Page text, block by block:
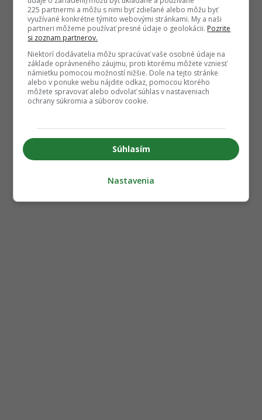
225 partnermi a môžu s nimi byť zdieľané alebo môžu byť
využívané konkrétne týmito webovými stránkami. My a naši
partneri môžeme používať presné údaje o geolokácii. Pozrite
si zoznam partnerov.
Niektorí dodávatelia môžu spracúvať vaše osobné údaje na
základe oprávneného záujmu, proti ktorému môžete vzniesť
námietku pomocou možností nižšie. Dole na tejto stránke
alebo v ponuke webu nájdite odkaz, pomocou ktorého
môžete spravovať alebo odvolať súhlas v nastaveniach
ochrany súkromia a súborov cookie.
Súhlasím
Nastavenia